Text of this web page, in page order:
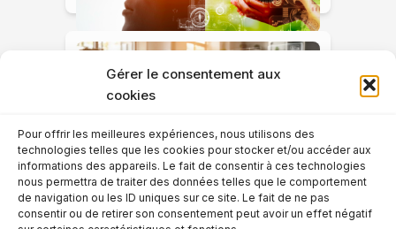
Gérer le consentement aux
cookies
Pour offrir les meilleures expériences, nous utilisons des
technologies telles que les cookies pour stocker et/ou accéder aux
informations des appareils. Le fait de consentir à ces technologies
nous permettra de traiter des données telles que le comportement
de navigation ou les ID uniques sur ce site. Le fait de ne pas
consentir ou de retirer son consentement peut avoir un effet négatif
Capital immatériel, IA,
transmission : IDESO aux
côtés des dirigeants
depuis 1984
ZOOM : cycle de
conférences Mutations &
Management Ekivia -
ZOOM #244